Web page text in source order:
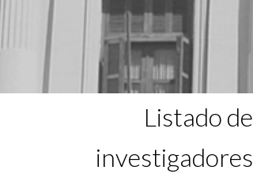
Listado de
investigadores